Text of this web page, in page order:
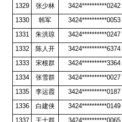
1329
张少林 3424**********0242
1330
韩军 3424**********0053
1331
朱洪琼 3424**********0247
1332
陈人开 3424**********6374
1333
宋根群 3424**********3364
1334
张雪群 3424**********0027
1335
李运霞 3424**********0187
1336
白建侠 3424**********0149
1337
王士群 3424**********0065